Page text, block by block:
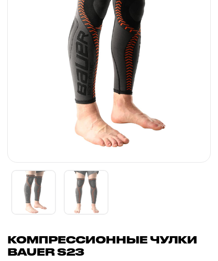
КОМПРЕССИОННЫЕ ЧУЛКИ
BAUER S23